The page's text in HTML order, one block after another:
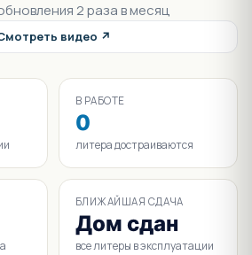
2 раза в месяц
видео ↗
В РАБОТЕ
0
литера достраиваются
БЛИЖАЙШАЯ СДАЧА
Дом сдан
все литеры в эксплуатации